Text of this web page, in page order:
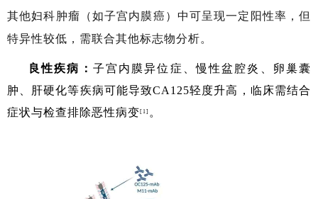
其他妇科肿瘤（如子宫内膜癌）中可呈现一定阳性率，但
特异性较低，需联合其他标志物分析。
良性疾病： 子宫内膜异位症、慢性盆腔炎、卵巢囊
肿、肝硬化等疾病可能导致CA125轻度升高，临床需结合
症状与检查排除恶性病变 [1] 。